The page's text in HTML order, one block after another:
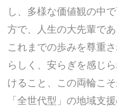
し、多様な価値観の中
方で、人生の大先輩であ
これまでの歩みを尊重
らしく、安らぎを感じ
けること、この両輪こ
「全世代型」の地域支